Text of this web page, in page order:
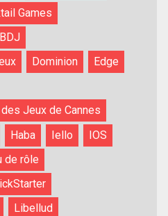
Games
Dominion
Edge
Jeux de Cannes
Haba Iello
IOS
de rôle
Libellud